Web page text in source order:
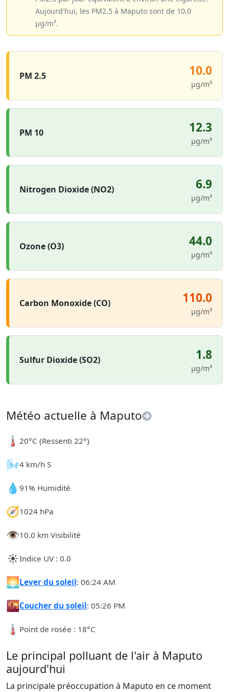
Aujourd'hui, les PM2.5 à Maputo sont de 10.0
µg/m³.
PM 2.5 10.0
µg/m³
PM 10 12.3
µg/m³
Nitrogen Dioxide (NO2) 6.9
µg/m³
Ozone (O3) 44.0
µg/m³
Carbon Monoxide (CO) 110.0
µg/m³
Sulfur Dioxide (SO2) 1.8
µg/m³
Météo actuelle à Maputo
🌡️20°C (Ressenti 22°)
🌬️4 km/h S
💧91% Humidité
🧭1024 hPa
👁️10.0 km Visibilité
☀️Indice UV : 0.0
🌅Lever du soleil: 06:24 AM
🌇Coucher du soleil: 05:26 PM
🌡️ Point de rosée : 18°C
Le principal polluant de l'air à Maputo
aujourd'hui
La principale préoccupation à Maputo en ce moment